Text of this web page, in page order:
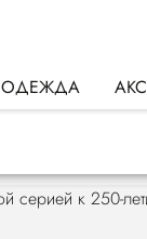
ОДЕЖДА